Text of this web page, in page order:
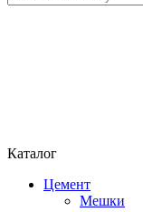
Каталог
Цемент
Мешки